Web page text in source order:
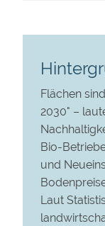
Flächen
2030" –
Bio-
und
Laut